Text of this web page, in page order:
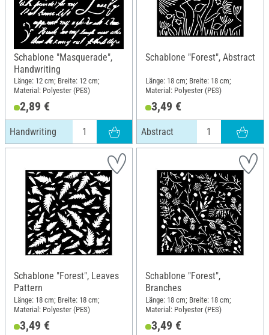
Schablone "Masquerade",
Handwriting
Länge: 12 cm; Breite: 12 cm;
Material: Polyester (PES)
2,89 €
Handwriting
Schablone "Forest", Abstract
Länge: 18 cm; Breite: 18 cm;
Material: Polyester (PES)
3,49 €
Abstract
Schablone "Forest", Leaves
Pattern
Länge: 18 cm; Breite: 18 cm;
Material: Polyester (PES)
3,49 €
Schablone "Forest",
Branches
Länge: 18 cm; Breite: 18 cm;
Material: Polyester (PES)
3,49 €